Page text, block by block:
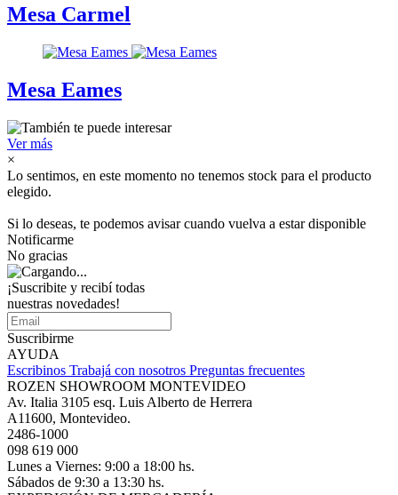
Mesa Carmel
Mesa Eames
Ver más
×
Lo sentimos, en este momento no tenemos stock para el producto
elegido.
Si lo deseas, te podemos avisar cuando vuelva a estar disponible
Notificarme
No gracias
¡Suscribite y recibí todas
nuestras novedades!
Suscribirme
AYUDA
Escribinos Trabajá con nosotros Preguntas frecuentes
ROZEN SHOWROOM MONTEVIDEO
Av. Italia 3105 esq. Luis Alberto de Herrera
A11600, Montevideo.
2486-1000
098 619 000
Lunes a Viernes: 9:00 a 18:00 hs.
Sábados de 9:30 a 13:30 hs.